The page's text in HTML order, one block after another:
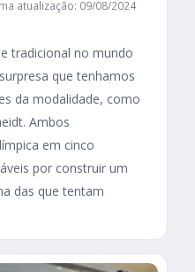
atualização: 09/08/2024
tradicional no mundo
que tenhamos
da modalidade, como
Ambos
em cinco
por construir um
das que tentam